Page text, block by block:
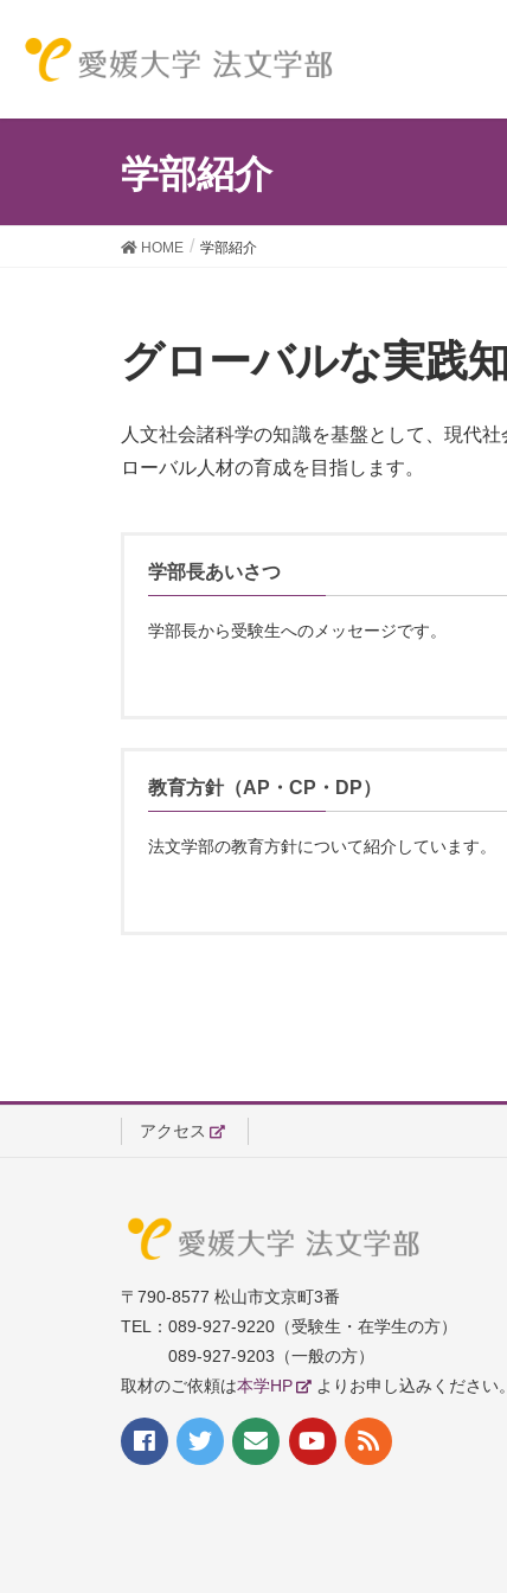
学部紹介
HOME 学部紹介
グローバルな実践
人文社会諸科学の知識を基盤として、現代
ローバル人材の育成を目指します。
学部長あいさつ
学部長から受験生へのメッセージです。
教育方針（AP・CP・DP）
法文学部の教育方針について紹介しています。
アクセス
〒790-8577 松山市文京町3番
TEL： 089-927-9220（受験生・在学生の方）
089-927-9203（一般の方）
取材のご依頼は本学HP よりお申し込みください。